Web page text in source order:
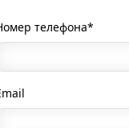
телефона*